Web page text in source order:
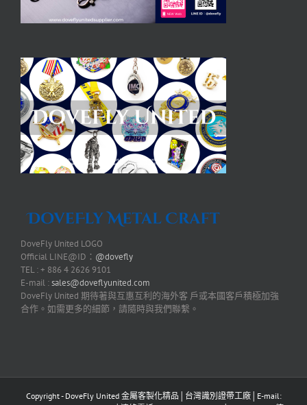
DoveFly United LOGO
Official LINE@ID： @dovefly
TEL : + 886 4 2626 9101
E-mail :sales@doveflyunited.com
DoveFly United 期待著與互惠互利的海外客 戶或本國客戶積極加強
合作。如需更多的細節，請隨時與我們聯繫。
Copyright - DoveFly United 金屬客製化精品│台灣識別證帶工廠│E-mail: